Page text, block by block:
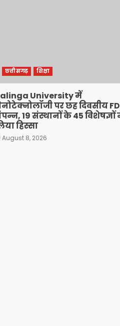
छत्तीसगढ़ शिक्षा
University में
पर छह दिवसीय
19 संस्थानों के 45 विशेषज्ञों
हिस्सा
August 8, 2026